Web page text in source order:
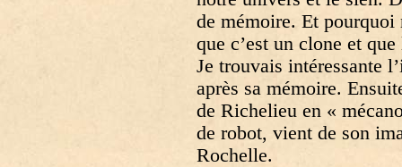
de mémoire. Et pourquoi
que c’est un clone et
Je trouvais intéressante
après sa mémoire.
de Richelieu en «
de robot, vient de son
Rochelle.